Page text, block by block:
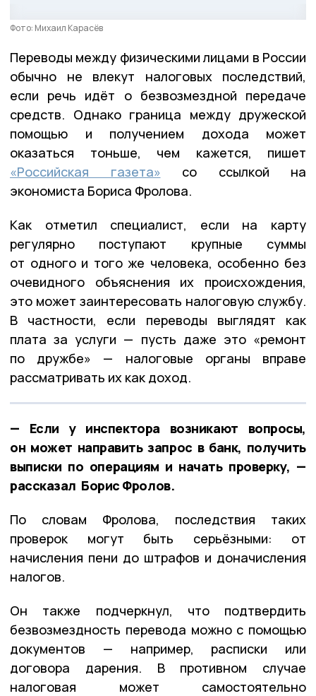
Фото: Михаил Карасёв
Переводы между физическими лицами в России
обычно не влекут налоговых последствий,
если речь идёт о безвозмездной передаче
средств. Однако граница между дружеской
помощью и получением дохода может
оказаться тоньше, чем кажется, пишет
«Российская газета» со ссылкой на
экономиста Бориса Фролова.
Как отметил специалист, если на карту
регулярно поступают крупные суммы
от одного и того же человека, особенно без
очевидного объяснения их происхождения,
это может заинтересовать налоговую службу.
В частности, если переводы выглядят как
плата за услуги — пусть даже это «ремонт
по дружбе» — налоговые органы вправе
рассматривать их как доход.
— Если у инспектора возникают вопросы,
он может направить запрос в банк, получить
выписки по операциям и начать проверку, —
рассказал Борис Фролов.
По словам Фролова, последствия таких
проверок могут быть серьёзными: от
начисления пени до штрафов и доначисления
налогов.
Он также подчеркнул, что подтвердить
безвозмездность перевода можно с помощью
документов — например, расписки или
договора дарения. В противном случае
налоговая может самостоятельно